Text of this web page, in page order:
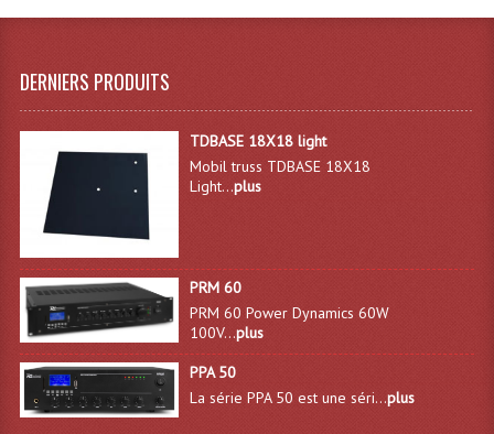
Haut-Parleurs Amplis Guitare
Tweeters Pour Enceintes
Platines Disque Vinyles
Lecteurs Cd À Plats Lecteur MP3
Lecteurs Double Cd Mixage Intégrée
DERNIERS PRODUITS
TDBASE 18X18 light
Mobil truss TDBASE 18X18
Light...plus
PRM 60
PRM 60 Power Dynamics 60W
100V...plus
PPA 50
La série PPA 50 est une séri...plus